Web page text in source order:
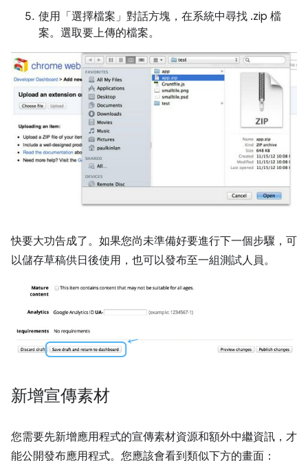
使用「選擇檔案」 對話方塊，在系統中尋找 .zip 檔
案。選取要上傳的檔案。
快要大功告成了。如果您尚未準備好要進行下一個步驟，可
以儲存草稿供日後使用，也可以發布至一組測試人員。
新增宣傳素材
您需要先新增應用程式的宣傳素材資源和額外中繼資訊，才
能公開發布應用程式。您應該會看到類似下方的畫面：